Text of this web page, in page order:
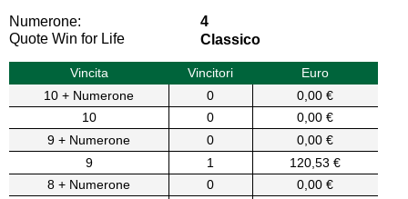
Numerone:
4
Quote Win for Life
Classico
Vincita Vincitori
Euro
10 + Numerone
0
0,00 €
10
0
0,00 €
9 + Numerone
0
0,00 €
9
1
120,53 €
8 + Numerone
0
0,00 €